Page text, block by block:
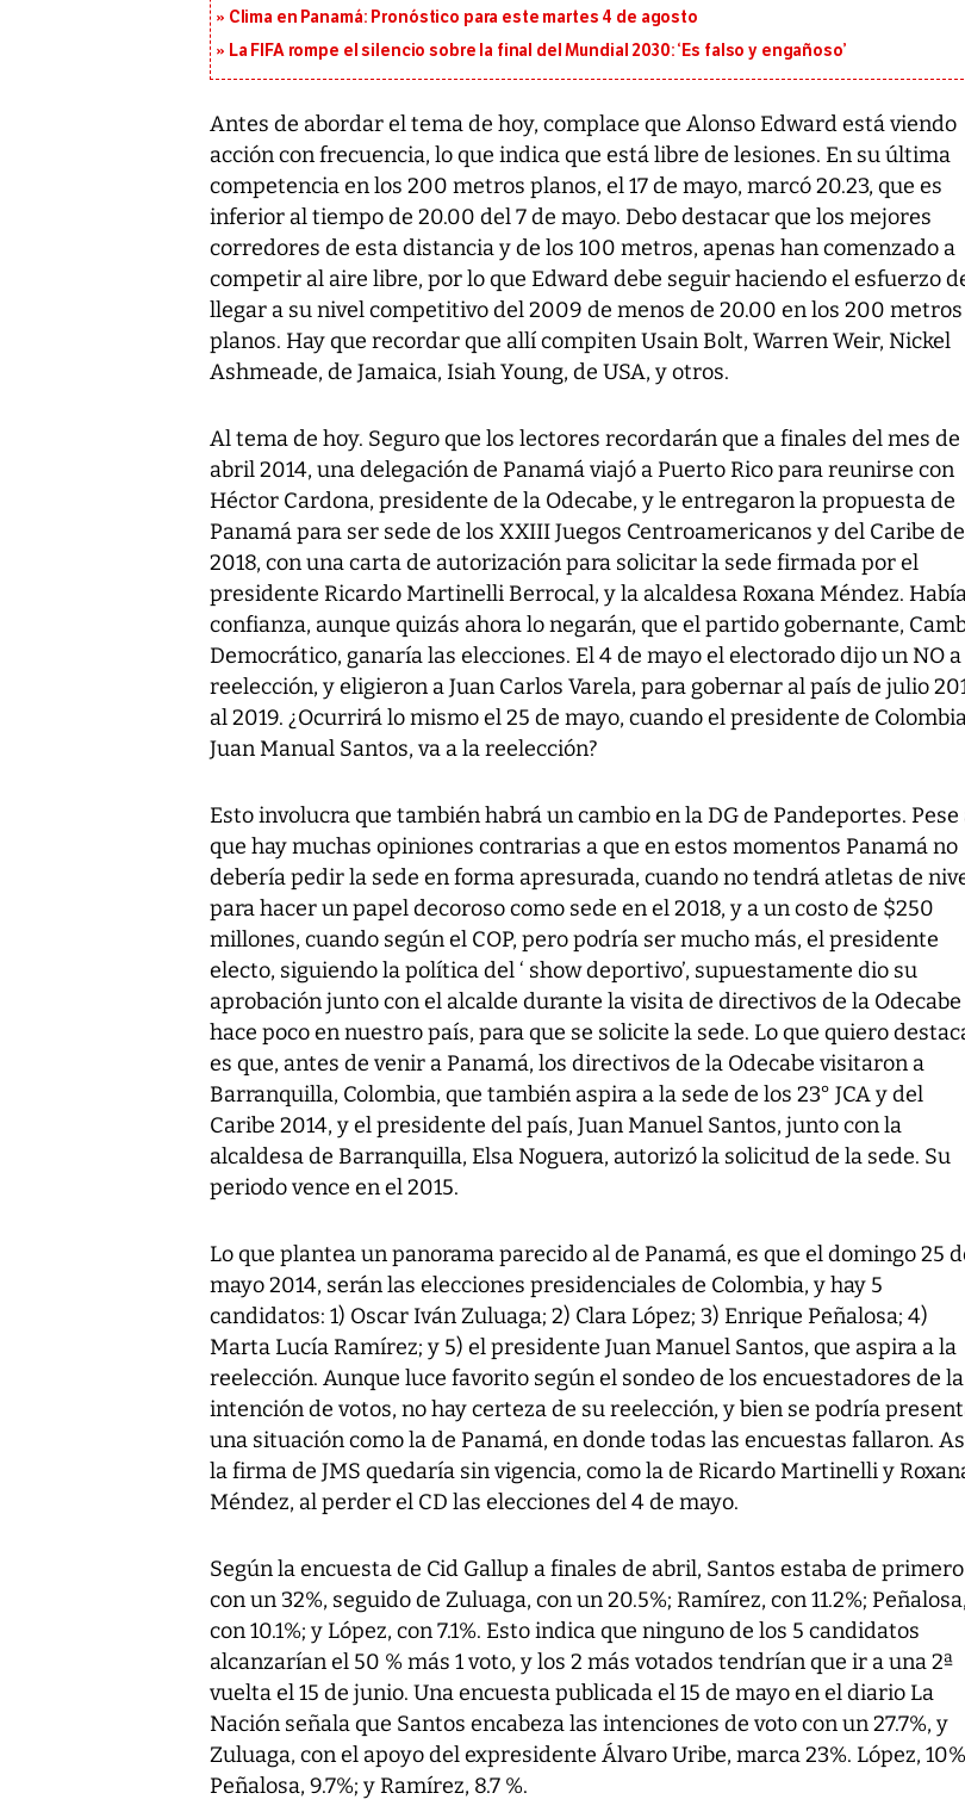
Clima en Panamá: Pronóstico para este martes 4 de agosto
La FIFA rompe el silencio sobre la final del Mundial 2030: ‘Es falso y engañoso’
Antes de abordar el tema de hoy, complace que Alonso Edward está viendo
acción con frecuencia, lo que indica que está libre de lesiones. En su última
competencia en los 200 metros planos, el 17 de mayo, marcó 20.23, que es
inferior al tiempo de 20.00 del 7 de mayo. Debo destacar que los mejores
corredores de esta distancia y de los 100 metros, apenas han comenzado a
competir al aire libre, por lo que Edward debe seguir haciendo el esfuerzo
llegar a su nivel competitivo del 2009 de menos de 20.00 en los 200 metros
planos. Hay que recordar que allí compiten Usain Bolt, Warren Weir, Nickel
Ashmeade, de Jamaica, Isiah Young, de USA, y otros.
Al tema de hoy. Seguro que los lectores recordarán que a finales del mes de
abril 2014, una delegación de Panamá viajó a Puerto Rico para reunirse con
Héctor Cardona, presidente de la Odecabe, y le entregaron la propuesta de
Panamá para ser sede de los XXIII Juegos Centroamericanos y del Caribe
2018, con una carta de autorización para solicitar la sede firmada por el
presidente Ricardo Martinelli Berrocal, y la alcaldesa Roxana Méndez.
confianza, aunque quizás ahora lo negarán, que el partido gobernante,
Democrático, ganaría las elecciones. El 4 de mayo el electorado dijo un NO
reelección, y eligieron a Juan Carlos Varela, para gobernar al país de julio
al 2019. ¿Ocurrirá lo mismo el 25 de mayo, cuando el presidente de
Juan Manual Santos, va a la reelección?
Esto involucra que también habrá un cambio en la DG de Pandeportes. Pese
que hay muchas opiniones contrarias a que en estos momentos Panamá no
debería pedir la sede en forma apresurada, cuando no tendrá atletas de
para hacer un papel decoroso como sede en el 2018, y a un costo de $250
millones, cuando según el COP, pero podría ser mucho más, el presidente
electo, siguiendo la política del ‘ show deportivo’, supuestamente dio su
aprobación junto con el alcalde durante la visita de directivos de la Odecabe
hace poco en nuestro país, para que se solicite la sede. Lo que quiero
es que, antes de venir a Panamá, los directivos de la Odecabe visitaron a
Barranquilla, Colombia, que también aspira a la sede de los 23° JCA y del
Caribe 2014, y el presidente del país, Juan Manuel Santos, junto con la
alcaldesa de Barranquilla, Elsa Noguera, autorizó la solicitud de la sede. Su
periodo vence en el 2015.
Lo que plantea un panorama parecido al de Panamá, es que el domingo 25
mayo 2014, serán las elecciones presidenciales de Colombia, y hay 5
candidatos: 1) Oscar Iván Zuluaga; 2) Clara López; 3) Enrique Peñalosa; 4)
Marta Lucía Ramírez; y 5) el presidente Juan Manuel Santos, que aspira a la
reelección. Aunque luce favorito según el sondeo de los encuestadores de la
intención de votos, no hay certeza de su reelección, y bien se podría
una situación como la de Panamá, en donde todas las encuestas fallaron.
la firma de JMS quedaría sin vigencia, como la de Ricardo Martinelli y
Méndez, al perder el CD las elecciones del 4 de mayo.
Según la encuesta de Cid Gallup a finales de abril, Santos estaba de primero
con un 32%, seguido de Zuluaga, con un 20.5%; Ramírez, con 11.2%; Peñalosa,
con 10.1%; y López, con 7.1%. Esto indica que ninguno de los 5 candidatos
alcanzarían el 50 % más 1 voto, y los 2 más votados tendrían que ir a una 2ª
vuelta el 15 de junio. Una encuesta publicada el 15 de mayo en el diario La
Nación señala que Santos encabeza las intenciones de voto con un 27.7%, y
Zuluaga, con el apoyo del expresidente Álvaro Uribe, marca 23%. López,
Peñalosa, 9.7%; y Ramírez, 8.7 %.